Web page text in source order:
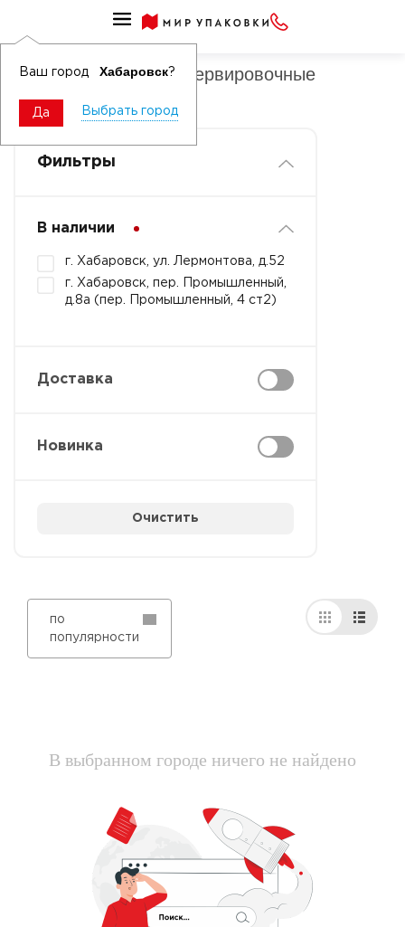
Ваш город Хабаровск?
Да Выбрать город
Салфетки бумажные сервировочные однотонные
Салфетки нетканые сервировочные
Фильтры
В наличии
г. Хабаровск, ул. Лермонтова, д.52
г. Хабаровск, пер. Промышленный,
д.8а (пер. Промышленный, 4 ст2)
Доставка
Новинка
Очистить
по
популярности
В выбранном городе ничего не найдено